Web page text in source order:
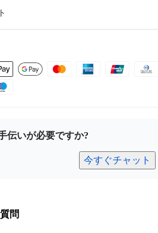
伝いが必要ですか?
今すぐチャット
問